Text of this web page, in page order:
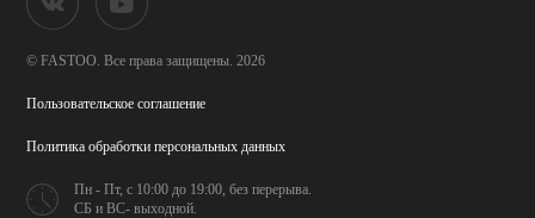
© FASTOO. Все права защищены. 2026
Пользовательское соглашение
Политика обработкиперсональных данных
Пн - Пт, с 10:00 до 19:00,без перерыва.
СБ и ВС- выходной.